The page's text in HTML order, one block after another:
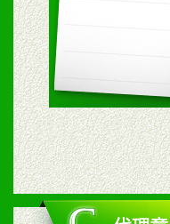
五、退换
1、给予
2、对于
六、服务